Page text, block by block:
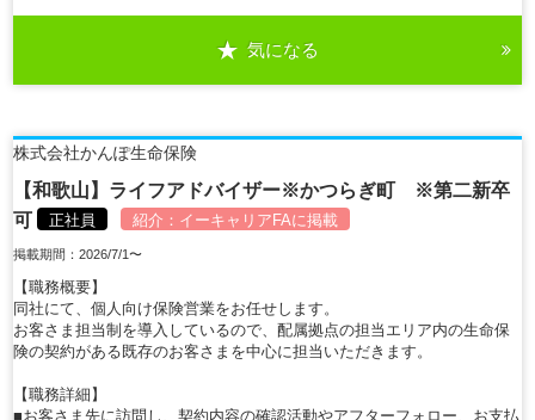
気になる
株式会社かんぽ生命保険
【和歌山】ライフアドバイザー※かつらぎ町 ※第二新卒
可
正社員 紹介： イーキャリアFAに掲載
掲載期間：2026/7/1〜
【職務概要】
同社にて、個人向け保険営業をお任せします。
お客さま担当制を導入しているので、配属拠点の担当エリア内の生命保
険の契約がある既存のお客さまを中心に担当いただきます。
【職務詳細】
■お客さま先に訪問し、契約内容の確認活動やアフターフォロー、お支払